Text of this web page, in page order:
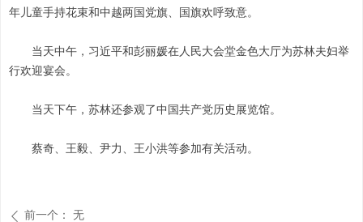
年儿童手持花束和中越两国党旗、国旗欢呼致意。
当天中午，习近平和彭丽媛在人民大会堂金色大厅为苏林夫妇举
行欢迎宴会。
当天下午，苏林还参观了中国共产党历史展览馆。
蔡奇、王毅、尹力、王小洪等参加有关活动。
ꄴ 前一个： 无